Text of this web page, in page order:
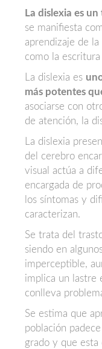
La dislexia es
se manifiesta
aprendizaje de
como la
La dislexia es
más potentes
asociarse con
de atención, la
La dislexia
del cerebro
visual actúa a
encargada de
los síntomas y
caracterizan.
Se trata del
siendo en
imperceptible,
implica un lastre
conlleva
Se estima que
población
grado y que esta